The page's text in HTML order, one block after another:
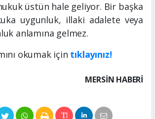
üstün hale geliyor. Bir başka
uygunluk, illaki adalete veya
anlamına gelmez.
okumak için tıklayınız!
MERSIN HABERİ